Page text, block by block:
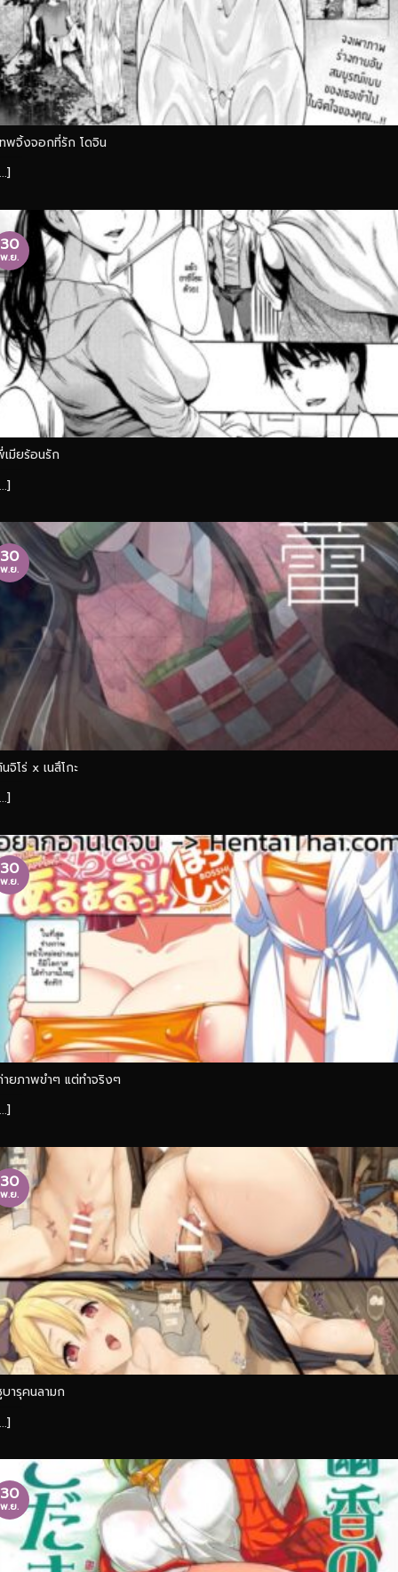
พจิ้งจอกที่รัก โดจิน
มียร้อนรัก
30
พ.ย.
จิโร่ x เนสึโกะ
30
พ.ย.
ยภาพขำๆ แต่ทำจริงๆ
30
พ.ย.
ารุคนลามก
30
พ.ย.
30
พ.ย.